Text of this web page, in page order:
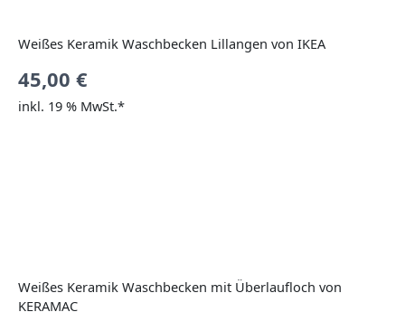
Weißes Keramik Waschbecken Lillangen von IKEA
45,00 €
inkl. 19 % MwSt.*
Weißes Keramik Waschbecken mit Überlaufloch von
KERAMAC